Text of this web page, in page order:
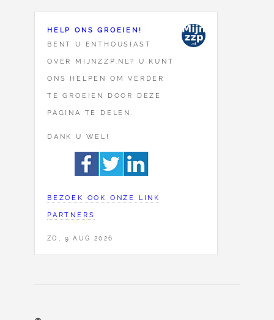
HELP ONS GROEIEN!
BENT U ENTHOUSIAST
OVER MIJNZZP.NL? U KUNT
ONS HELPEN OM VERDER
TE GROEIEN DOOR DEZE
PAGINA TE DELEN.
DANK U WEL!
BEZOEK OOK ONZE LINK
PARTNERS
ZO, 9 AUG 2026